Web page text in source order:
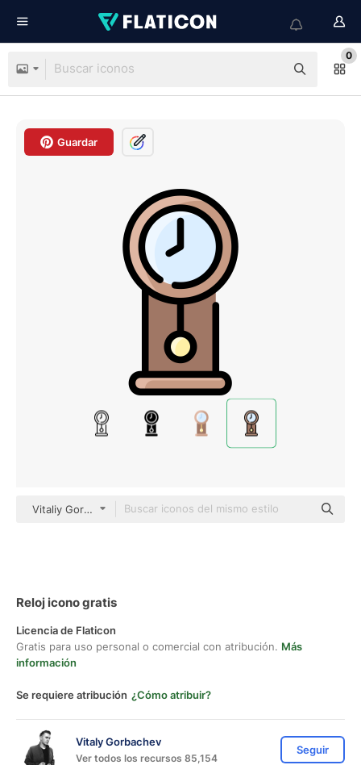
0
Guardar
Vitaliy Gorbachev Lineal Color
Reloj icono gratis
Licencia de Flaticon
Gratis para uso personal o comercial con atribución. Más
información
Se requiere atribución ¿Cómo atribuir?
Vitaly Gorbachev
Ver todos los recursos 85,154
Seguir